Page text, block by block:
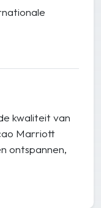
kwaliteit van
Marriott
ontspannen,